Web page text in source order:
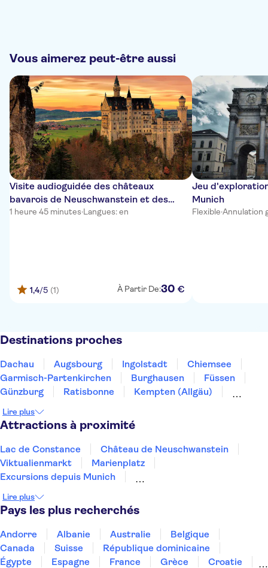
Vous aimerez peut-être aussi
Visite audioguidée des châteaux
bavarois de Neuschwanstein et des
Alpes
1 heure 45 minutes·Langues: en
1,4/5 (1) À Partir De:30 €
Jeu
Munich
Flexible·Annulation
Destinations proches
Dachau Augsbourg Ingolstadt
Chiemsee
Garmisch-Partenkirchen
Burghausen
Füssen
Günzburg
Ratisbonne
Kempten (Allgäu)
Passau
Nuremberg
Lire plus
Attractions à proximité
Lac de Constance
Château de Neuschwanstein
Viktualienmarkt
Marienplatz
Excursions depuis Munich
Château de Linderhof
Mémorial du camp de concentration de Dachau
L'Île aux Musées
Neues Museum
Le mur de Berlin
Musée de la RDA à Berlin
La porte de Brandebourg
Checkpoint Charlie de Berlin
Lire plus
Pays les plus recherchés
Andorre Albanie Australie
Belgique
Canada
Suisse
République dominicaine
Égypte
Espagne France Grèce
Croatie